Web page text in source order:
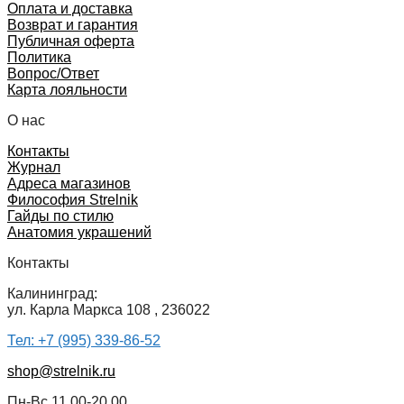
Оплата и доставка
Возврат и гарантия
Публичная оферта
Политика
Вопрос/Ответ
Карта лояльности
О нас
Контакты
Журнал
Адреса магазинов
Философия Strelnik
Гайды по стилю
Анатомия украшений
Контакты
Калининград:
ул. Карла Маркса 108 , 236022
Тел: +7 (995) 339-86-52
shop@strelnik.ru